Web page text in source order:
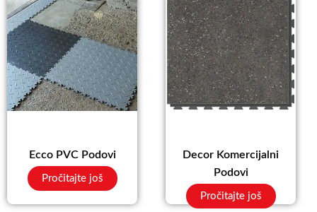
Ecco PVC Podovi
Pročitajte još
Decor Komercijalni
Podovi
Pročitajte još